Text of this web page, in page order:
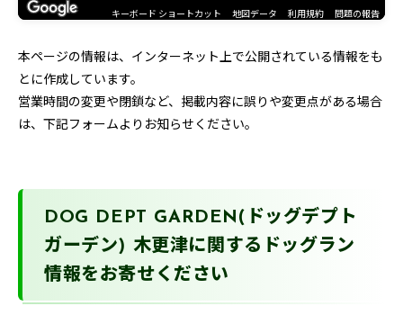
キーボード ショートカット 地図データ 利用規約 問題の報告
本ページの情報は、インターネット上で公開されている情報をも
とに作成しています。
営業時間の変更や閉鎖など、掲載内容に誤りや変更点がある場合
は、下記フォームよりお知らせください。
DOG DEPT GARDEN(ドッグデプト
ガーデン) 木更津に関するドッグラン
情報をお寄せください